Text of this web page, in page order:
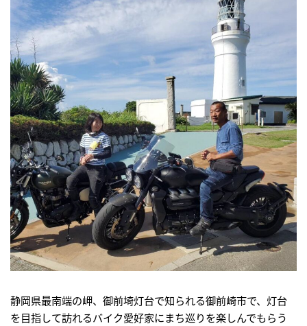
静岡県最南端の岬、御前埼灯台で知られる御前崎市で、灯台
を目指して訪れるバイク愛好家にまち巡りを楽しんでもらう